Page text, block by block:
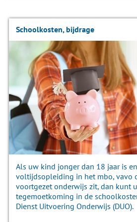
Schoolkosten, bijdrage
Als uw kind jonger dan 18 jaar is
voltijdsopleiding in het mbo, vavo
voortgezet onderwijs zit, dan kunt
tegemoetkoming in de
Dienst Uitvoering Onderwijs (DUO).